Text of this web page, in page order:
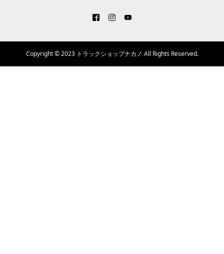
Copyright © 2023 トラックショップナカノ All Rights Reserved.